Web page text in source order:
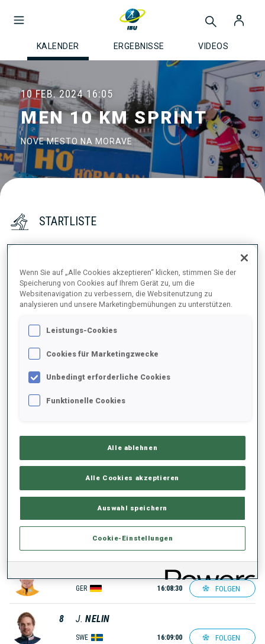
KALENDER ERGEBNISSE VIDEOS
10 FEB. 2024 16:05
MEN 10 KM SPRINT
NOVE MESTO NA MORAVE
STARTLISTE
1 D. PIDRUCHNYI
UKR 16:05:30
GIACOMEL
3 O. INVENIUS
AUT 16:07:30 FOLGEN
6 V. ILIEV
16:08:00
GER 16:08:30 FOLGEN
8 J. NELIN
SWE 16:09:00 FOLGEN
Wenn Sie auf „Alle Cookies akzeptieren“ klicken, stimmen Sie der
Speicherung von Cookies auf Ihrem Gerät zu, um die
Websitenavigation zu verbessern, die Websitenutzung zu
analysieren und unsere Marketingbemühungen zu unterstützen.
Leistungs-Cookies
Cookies für Marketingzwecke
Unbedingt erforderliche Cookies
Funktionelle Cookies
Alle ablehnen
Alle Cookies akzeptieren
Auswahl speichern
Cookie-Einstellungen